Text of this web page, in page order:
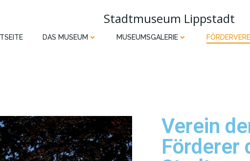
Stadtmuseum Lippstadt
DAS MUSEUM MUSEUMSGALERIE
Verein
Förderer